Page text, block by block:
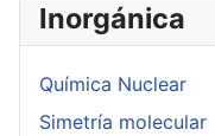
Inorgánica
Química Nuclear
Simetría molecular